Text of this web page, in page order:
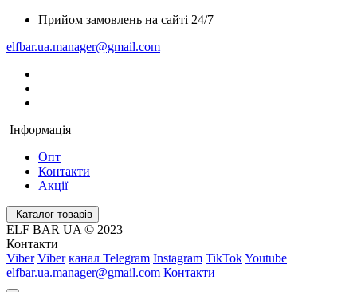
Прийом замовлень на сайті 24/7
elfbar.ua.manager@gmail.com
Інформація
Опт
Контакти
Акції
Каталог товарів
ELF BAR UA © 2023
Контакти
Viber Viber канал Telegram Instagram TikTokYoutube
elfbar.ua.manager@gmail.com Контакти